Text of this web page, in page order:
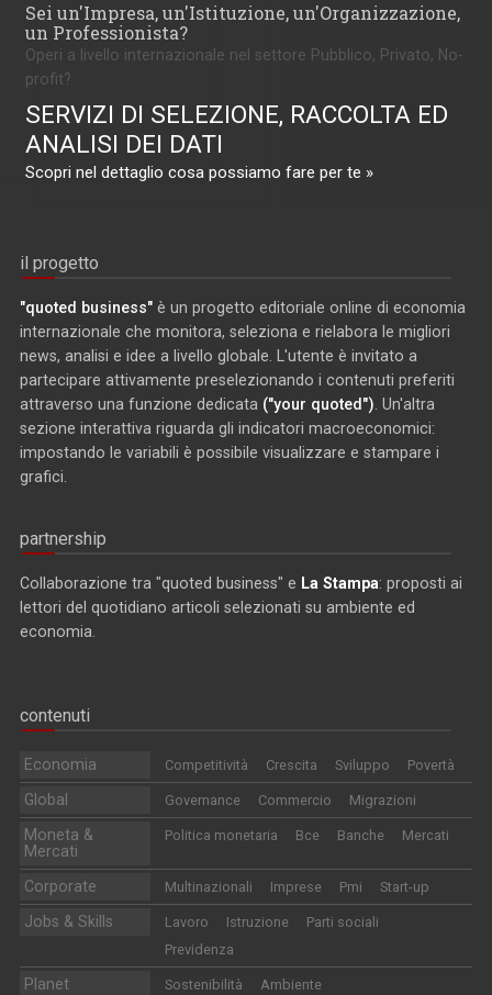
Sei un'Impresa, un'Istituzione, un'Organizzazione,
un Professionista?
Operi a livello internazionale nel settore Pubblico, Privato, No-
profit?
SERVIZI DI SELEZIONE, RACCOLTA ED
ANALISI DEI DATI
Scopri nel dettaglio cosa possiamo fare per te »
il progetto
"quoted business" è un progetto editoriale online di economia
internazionale che monitora, seleziona e rielabora le migliori
news, analisi e idee a livello globale. L'utente è invitato a
partecipare attivamente preselezionando i contenuti preferiti
attraverso una funzione dedicata ("your quoted"). Un'altra
sezione interattiva riguarda gli indicatori macroeconomici:
impostando le variabili è possibile visualizzare e stampare i
grafici.
partnership
Collaborazione tra "quoted business" e La Stampa: proposti ai
lettori del quotidiano articoli selezionati su ambiente ed
economia.
contenuti
Economia Competitività Crescita Sviluppo Povertà
Global Governance Commercio Migrazioni
Moneta &
Mercati
Politica monetaria Bce Banche Mercati
Corporate Multinazionali Imprese Pmi Start-up
Jobs & Skills Lavoro Istruzione
Parti sociali
Previdenza
Planet Sostenibilità Ambiente